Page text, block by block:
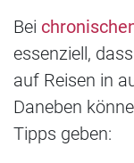
Bei
essenziell,
auf Reisen in
Daneben
Tipps geben: